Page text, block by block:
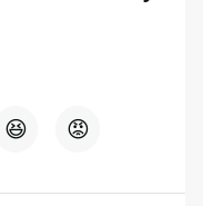
😆 😡